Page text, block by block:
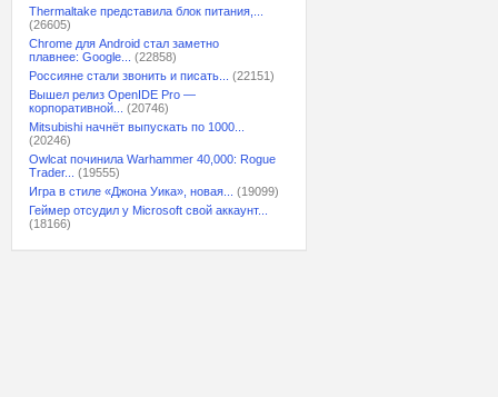
Thermaltake представила блок питания,...
(26605)
Chrome для Android стал заметно
плавнее: Google...
(22858)
Россияне стали звонить и писать...
(22151)
Вышел релиз OpenIDE Pro —
корпоративной...
(20746)
Mitsubishi начнёт выпускать по 1000...
(20246)
Owlcat починила Warhammer 40,000: Rogue
Trader...
(19555)
Игра в стиле «Джона Уика», новая...
(19099)
Геймер отсудил у Microsoft свой аккаунт...
(18166)